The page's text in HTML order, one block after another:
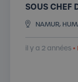
SOUS CHEF
NAMUR,
il y a 2 années•